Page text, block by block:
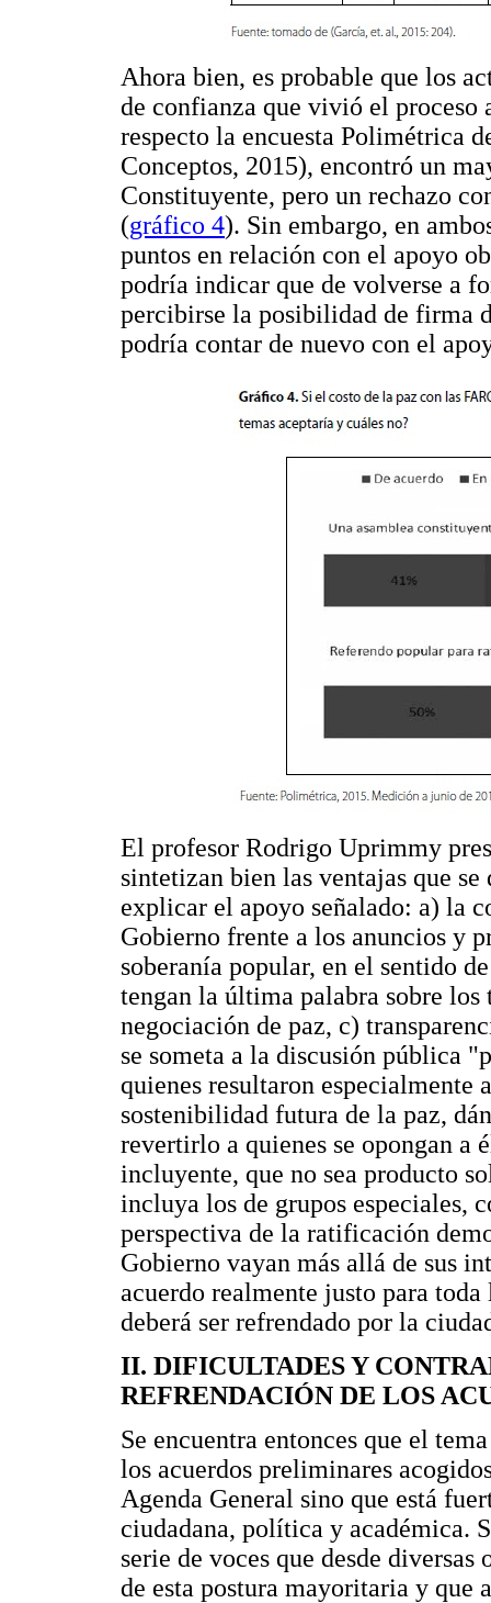
Ahora bien, es probable que los
de confianza que vivió el
respecto la encuesta Polimétrica
Conceptos, 2015), encontró un
Constituyente, pero un rechazo
(gráfico 4). Sin embargo, en
puntos en relación con el apoyo
podría indicar que de volverse a
percibirse la posibilidad de firma
podría contar de nuevo con el
El profesor Rodrigo Uprimmy
sintetizan bien las ventajas que
explicar el apoyo señalado: a) la
Gobierno frente a los anuncios y
soberanía popular, en el sentido
tengan la última palabra sobre los
negociación de paz, c)
se someta a la discusión pública
quienes resultaron
sostenibilidad futura de la paz,
revertirlo a quienes se opongan a
incluyente, que no sea producto
incluya los de grupos especiales,
perspectiva de la ratificación
Gobierno vayan más allá de sus
acuerdo realmente justo para
deberá ser refrendado por la
II. DIFICULTADES Y
REFRENDACIÓN DE LOS
Se encuentra entonces que el
los acuerdos preliminares
Agenda General sino que está
ciudadana, política y académica.
serie de voces que desde
de esta postura mayoritaria y que